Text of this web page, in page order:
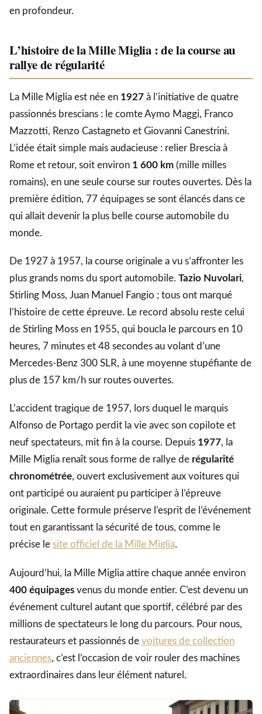
en profondeur.
L’histoire de la Mille Miglia : de la course au
rallye de régularité
La Mille Miglia est née en 1927 à l’initiative de quatre
passionnés brescians : le comte Aymo Maggi, Franco
Mazzotti, Renzo Castagneto et Giovanni Canestrini.
L’idée était simple mais audacieuse : relier Brescia à
Rome et retour, soit environ 1 600 km (mille milles
romains), en une seule course sur routes ouvertes. Dès la
première édition, 77 équipages se sont élancés dans ce
qui allait devenir la plus belle course automobile du
monde.
De 1927 à 1957, la course originale a vu s’affronter les
plus grands noms du sport automobile. Tazio Nuvolari,
Stirling Moss, Juan Manuel Fangio ; tous ont marqué
l’histoire de cette épreuve. Le record absolu reste celui
de Stirling Moss en 1955, qui boucla le parcours en 10
heures, 7 minutes et 48 secondes au volant d’une
Mercedes-Benz 300 SLR, à une moyenne stupéfiante de
plus de 157 km/h sur routes ouvertes.
L’accident tragique de 1957, lors duquel le marquis
Alfonso de Portago perdit la vie avec son copilote et
neuf spectateurs, mit fin à la course. Depuis 1977, la
Mille Miglia renaît sous forme de rallye de régularité
chronométrée, ouvert exclusivement aux voitures qui
ont participé ou auraient pu participer à l’épreuve
originale. Cette formule préserve l’esprit de l’événement
tout en garantissant la sécurité de tous, comme le
précise le site officiel de la Mille Miglia.
Aujourd’hui, la Mille Miglia attire chaque année environ
400 équipages venus du monde entier. C’est devenu un
événement culturel autant que sportif, célébré par des
millions de spectateurs le long du parcours. Pour nous,
restaurateurs et passionnés de voitures de collection
anciennes, c’est l’occasion de voir rouler des machines
extraordinaires dans leur élément naturel.